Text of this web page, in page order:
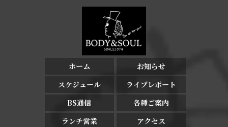
ホーム
お知らせ
スケジュール
ライブレポート
BS通信
各種ご案内
ランチ営業
アクセス